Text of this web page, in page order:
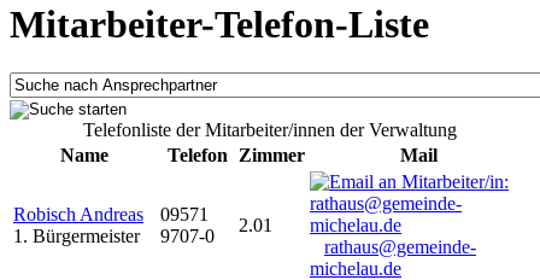
Mitarbeiter-Telefon-Liste
Telefonliste der Mitarbeiter/innen der Verwaltung
Name
Telefon Zimmer Mail
Robisch Andreas
1. Bürgermeister
09571
9707-0
2.01
rathaus@gemeinde-
michelau.de